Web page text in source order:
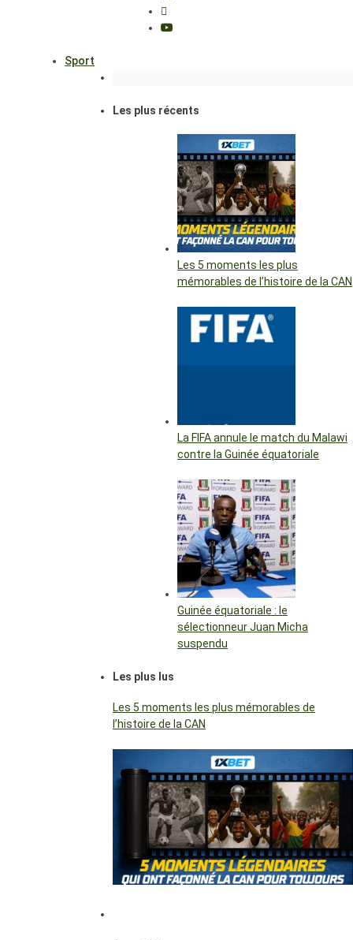
Sport
Les plus récents
Les 5 moments les plus
mémorables de l’histoire de la CAN
La FIFA annule le match du Malawi
contre la Guinée équatoriale
Guinée équatoriale : le
sélectionneur Juan Micha
suspendu
Les plus lus
Les 5 moments les plus mémorables de
l’histoire de la CAN